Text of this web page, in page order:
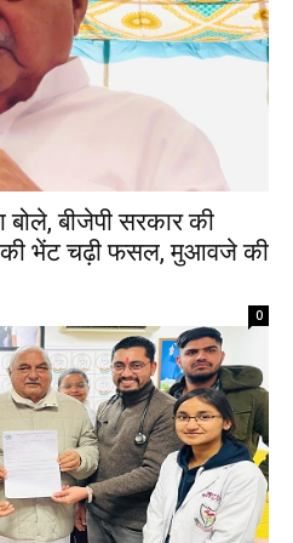
बोले, बीजेपी सरकार की
की भेंट चढ़ी फसल, मुआवजे की
0